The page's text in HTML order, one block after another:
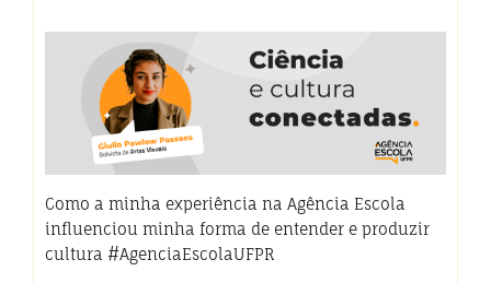
Como a minha experiência na Agência Escola
influenciou minha forma de entender e produzir
cultura #AgenciaEscolaUFPR